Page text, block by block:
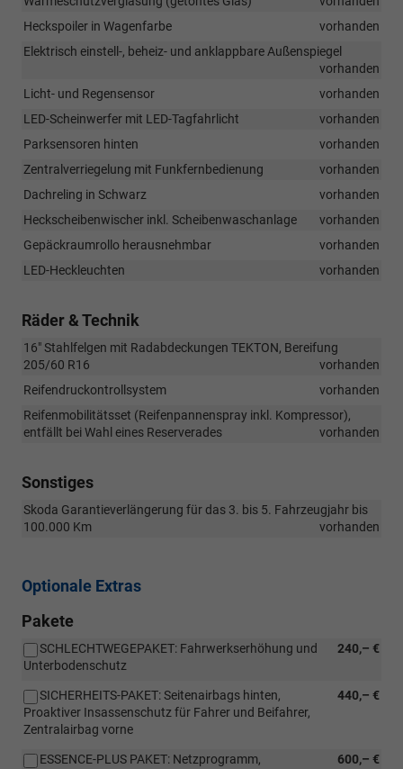
Heckspoiler in Wagenfarbe
vorhanden
Elektrisch einstell-, beheiz- und anklappbare Außenspiegel
vorhanden
Licht- und Regensensor
vorhanden
LED-Scheinwerfer mit LED-Tagfahrlicht
vorhanden
Parksensoren hinten
vorhanden
Zentralverriegelung mit Funkfernbedienung
vorhanden
Dachreling in Schwarz
vorhanden
Heckscheibenwischer inkl. Scheibenwaschanlage
vorhanden
Gepäckraumrollo herausnehmbar
vorhanden
LED-Heckleuchten
vorhanden
Räder & Technik
16" Stahlfelgen mit Radabdeckungen TEKTON, Bereifung
205/60 R16
vorhanden
Reifendruckontrollsystem
vorhanden
Reifenmobilitätsset (Reifenpannenspray inkl. Kompressor),
entfällt bei Wahl eines Reserverades
vorhanden
Sonstiges
Skoda Garantieverlängerung für das 3. bis 5. Fahrzeugjahr bis
100.000 Km
vorhanden
Optionale Extras
Pakete
240,– €
SCHLECHTWEGEPAKET: Fahrwerkserhöhung und
Unterbodenschutz
440,– €
SICHERHEITS-PAKET: Seitenairbags hinten,
Proaktiver Insassenschutz für Fahrer und Beifahrer,
Zentralairbag vorne
600,– €
ESSENCE-PLUS PAKET: Netzprogramm,